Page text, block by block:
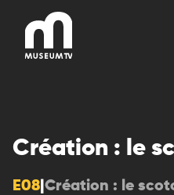
contenu
Création : le
E08 Création : le